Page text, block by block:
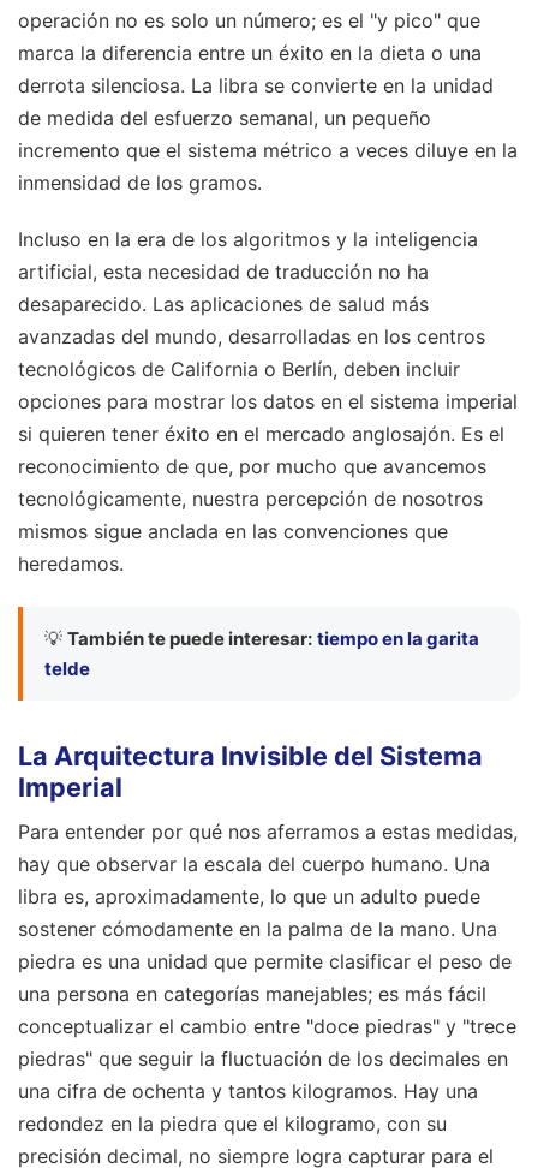
operación no es solo un número; es el "y pico" que
marca la diferencia entre un éxito en la dieta o una
derrota silenciosa. La libra se convierte en la unidad
de medida del esfuerzo semanal, un pequeño
incremento que el sistema métrico a veces diluye en la
inmensidad de los gramos.
Incluso en la era de los algoritmos y la inteligencia
artificial, esta necesidad de traducción no ha
desaparecido. Las aplicaciones de salud más
avanzadas del mundo, desarrolladas en los centros
tecnológicos de California o Berlín, deben incluir
opciones para mostrar los datos en el sistema imperial
si quieren tener éxito en el mercado anglosajón. Es el
reconocimiento de que, por mucho que avancemos
tecnológicamente, nuestra percepción de nosotros
mismos sigue anclada en las convenciones que
heredamos.
💡 También te puede interesar: tiempo en la garita
telde
La Arquitectura Invisible del Sistema
Imperial
Para entender por qué nos aferramos a estas medidas,
hay que observar la escala del cuerpo humano. Una
libra es, aproximadamente, lo que un adulto puede
sostener cómodamente en la palma de la mano. Una
piedra es una unidad que permite clasificar el peso de
una persona en categorías manejables; es más fácil
conceptualizar el cambio entre "doce piedras" y "trece
piedras" que seguir la fluctuación de los decimales en
una cifra de ochenta y tantos kilogramos. Hay una
redondez en la piedra que el kilogramo, con su
precisión decimal, no siempre logra capturar para el